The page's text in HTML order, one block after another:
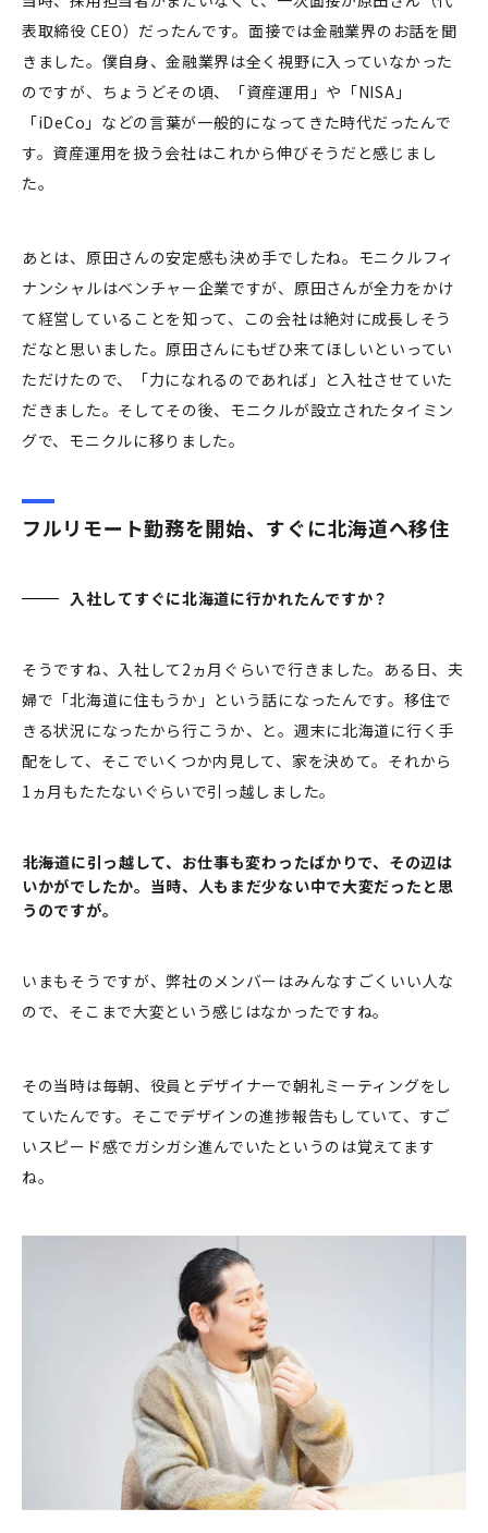
表取締役 CEO）だったんです。面接では金融業界のお話を聞
きました。僕自身、金融業界は全く視野に入っていなかった
のですが、ちょうどその頃、「資産運用」や「NISA」
「iDeCo」などの言葉が一般的になってきた時代だったんで
す。資産運用を扱う会社はこれから伸びそうだと感じまし
た。
あとは、原田さんの安定感も決め手でしたね。モニクルフィ
ナンシャルはベンチャー企業ですが、原田さんが全力をかけ
て経営していることを知って、この会社は絶対に成長しそう
だなと思いました。原田さんにもぜひ来てほしいといってい
ただけたので、「力になれるのであれば」と入社させていた
だきました。そしてその後、モニクルが設立されたタイミン
グで、モニクルに移りました。
フルリモート勤務を開始、すぐに北海道へ移住
入社してすぐに北海道に行かれたんですか？
そうですね、入社して2ヵ月ぐらいで行きました。ある日、夫
婦で「北海道に住もうか」という話になったんです。移住で
きる状況になったから行こうか、と。週末に北海道に行く手
配をして、そこでいくつか内見して、家を決めて。それから
1ヵ月もたたないぐらいで引っ越しました。
―――北海道に引っ越して、お仕事も変わったばかりで、その辺は
いかがでしたか。当時、人もまだ少ない中で大変だったと思
うのですが。
いまもそうですが、弊社のメンバーはみんなすごくいい人な
ので、そこまで大変という感じはなかったですね。
その当時は毎朝、役員とデザイナーで朝礼ミーティングをし
ていたんです。そこでデザインの進捗報告もしていて、すご
いスピード感でガシガシ進んでいたというのは覚えてます
ね。